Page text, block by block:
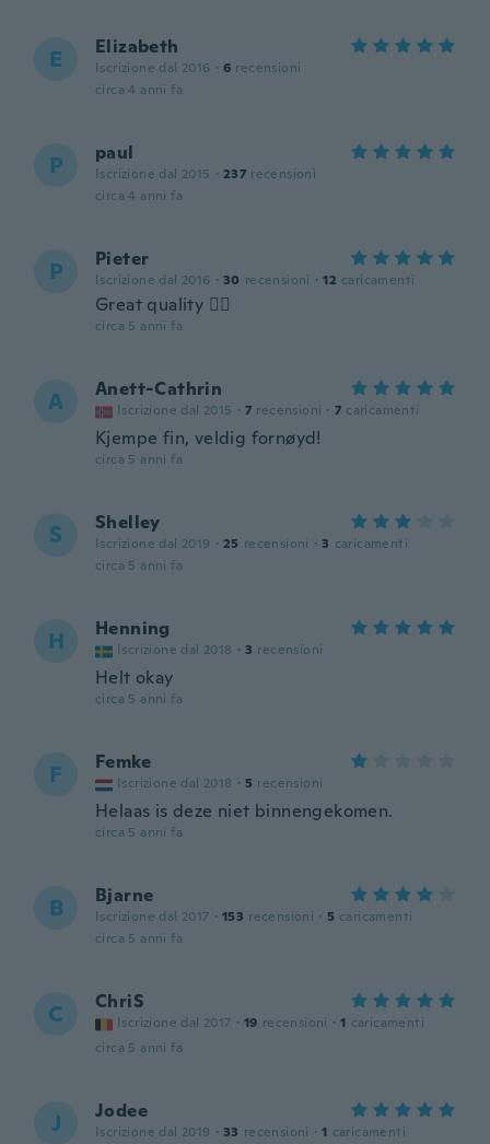
E Elizabeth
Iscrizione dal 2016 · 6 recensioni
circa 4 anni fa
P paul
Iscrizione dal 2015 · 237 recensioni
circa 4 anni fa
P Pieter
Iscrizione dal 2016 · 30 recensioni · 12 caricamenti
Great quality 👌🏻
circa 5 anni fa
A Anett-Cathrin
Iscrizione dal 2015 · 7 recensioni · 7 caricamenti
Kjempe fin, veldig fornøyd!
circa 5 anni fa
S Shelley
Iscrizione dal 2019 · 25 recensioni · 3 caricamenti
circa 5 anni fa
H Henning
Iscrizione dal 2018 · 3 recensioni
Helt okay
circa 5 anni fa
F Femke
Iscrizione dal 2018 · 5 recensioni
Helaas is deze niet binnengekomen.
circa 5 anni fa
B Bjarne
Iscrizione dal 2017 · 153 recensioni · 5 caricamenti
circa 5 anni fa
C ChriS
Iscrizione dal 2017 · 19 recensioni · 1 caricamenti
circa 5 anni fa
J Jodee
Iscrizione dal 2019 · 33 recensioni · 1 caricamenti